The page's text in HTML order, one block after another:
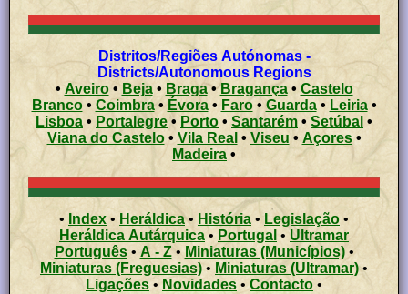
Distritos/Regiões Autónomas -
Districts/Autonomous Regions
• Aveiro• Beja• Braga•Bragança• Castelo
Branco• Coimbra• Évora• Faro• Guarda• Leiria•
Lisboa • Portalegre• Porto • Santarém • Setúbal •
Viana do Castelo• Vila Real • Viseu •Açores •
Madeira •
• Index • Heráldica• História • Legislação •
Heráldica Autárquica• Portugal • Ultramar
Português• A - Z• Miniaturas (Municípios)•
Miniaturas (Freguesias)• Miniaturas (Ultramar)•
Ligações•Novidades •Contacto •